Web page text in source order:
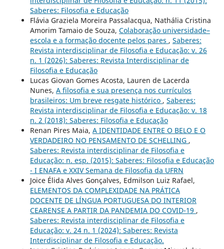
Saberes: Filosofia e Educação
Flávia Graziela Moreira Passalacqua, Nathália Cristina
Amorim Tamaio de Souza, Colaboração universidade–
escola e a formação docente pelos pares , Saberes:
Revista interdisciplinar de Filosofia e Educação: v. 26
n. 1 (2026): Saberes: Revista Interdisciplinar de
Filosofia e Educação
Lucas Giovan Gomes Acosta, Lauren de Lacerda
Nunes, A filosofia e sua presença nos currículos
brasileiros: Um breve resgate histórico , Saberes:
Revista interdisciplinar de Filosofia e Educação: v. 18
n. 2 (2018): Saberes: Filosofia e Educação
Renan Pires Maia, A IDENTIDADE ENTRE O BELO E O
VERDADEIRO NO PENSAMENTO DE SCHELLING ,
Saberes: Revista interdisciplinar de Filosofia e
Educação: n. esp. (2015): Saberes: Filosofia e Educação
- I ENAFA e XXIV Semana de Filosofia da UFRN
Joice Élida Alves Gonçalves, Edmilson Luiz Rafael,
ELEMENTOS DA COMPLEXIDADE NA PRÁTICA
DOCENTE DE LÍNGUA PORTUGUESA DO INTERIOR
CEARENSE A PARTIR DA PANDEMIA DO COVID-19 ,
Saberes: Revista interdisciplinar de Filosofia e
Educação: v. 24 n. 1 (2024): Saberes: Revista
Interdisciplinar de Filosofia e Educação.